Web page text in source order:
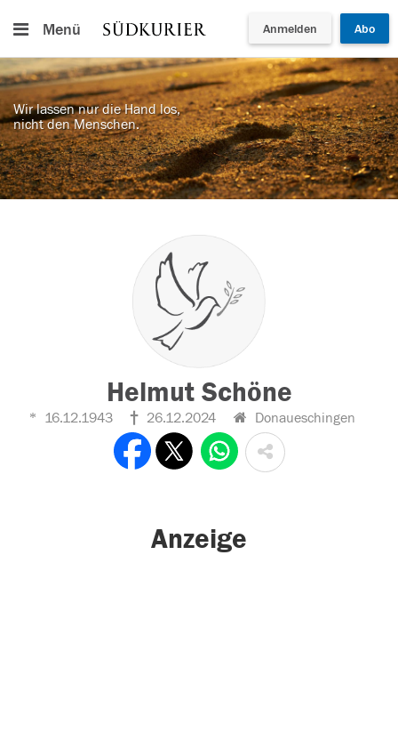
Menü Anmelden Abo
Wir lassen nur die Hand los,
nicht den Menschen.
Helmut Schöne
16.12.1943 26.12.2024 Donaueschingen
Anzeige